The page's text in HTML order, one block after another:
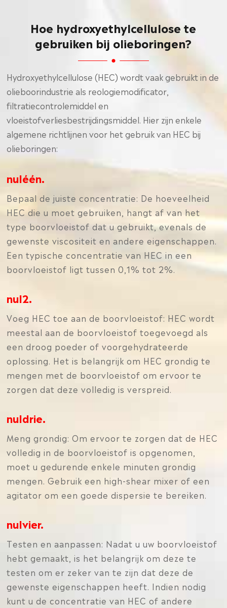
Hoe hydroxyethylcellulose te
gebruiken bij olieboringen?
Hydroxyethylcellulose (HEC) wordt vaak gebruikt in de
olieboorindustrie als reologiemodificator,
filtratiecontrolemiddel en
vloeistofverliesbestrijdingsmiddel. Hier zijn enkele
algemene richtlijnen voor het gebruik van HEC bij
olieboringen:
nuléén.
Bepaal de juiste concentratie: De hoeveelheid
HEC die u moet gebruiken, hangt af van het
type boorvloeistof dat u gebruikt, evenals de
gewenste viscositeit en andere eigenschappen.
Een typische concentratie van HEC in een
boorvloeistof ligt tussen 0,1% tot 2%.
nul2.
Voeg HEC toe aan de boorvloeistof: HEC wordt
meestal aan de boorvloeistof toegevoegd als
een droog poeder of voorgehydrateerde
oplossing. Het is belangrijk om HEC grondig te
mengen met de boorvloeistof om ervoor te
zorgen dat deze volledig is verspreid.
nuldrie.
Meng grondig: Om ervoor te zorgen dat de HEC
volledig in de boorvloeistof is opgenomen,
moet u gedurende enkele minuten grondig
mengen. Gebruik een high-shear mixer of een
agitator om een goede dispersie te bereiken.
nulvier.
Testen en aanpassen: Nadat u uw boorvloeistof
hebt gemaakt, is het belangrijk om deze te
testen om er zeker van te zijn dat deze de
gewenste eigenschappen heeft. Indien nodig
kunt u de concentratie van HEC of andere